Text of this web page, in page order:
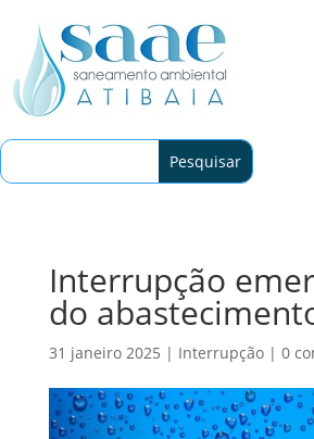
Interrupção
do
31 janeiro 2025 | Interrupção| 0